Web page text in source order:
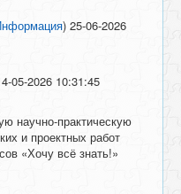
) 25-06-2026
05-2026 10:31:45
научно-практическую
и проектных работ
«Хочу всё знать!»